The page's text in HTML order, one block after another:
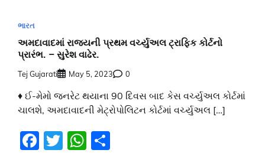
ભારત
અમદાવાદમાં રાજયની પ્રથમ વર્ચ્યુઅલ ટ્રાફિક કોર્ટનો
પ્રારંભ. – સુરેશ વાઢેર.
Tej Gujarati May 5, 2023 0
♦ ઈ-મેમો જનરેટ થયાના 90 દિવસ બાદ કેસ વર્ચ્યુઅલ કોર્ટમાં
ચાલશે, અમદાવાદની મેટ્રોપોલિટન કોર્ટમાં વર્ચ્યુઅલ […]
Facebook
TwitterWhatsApp